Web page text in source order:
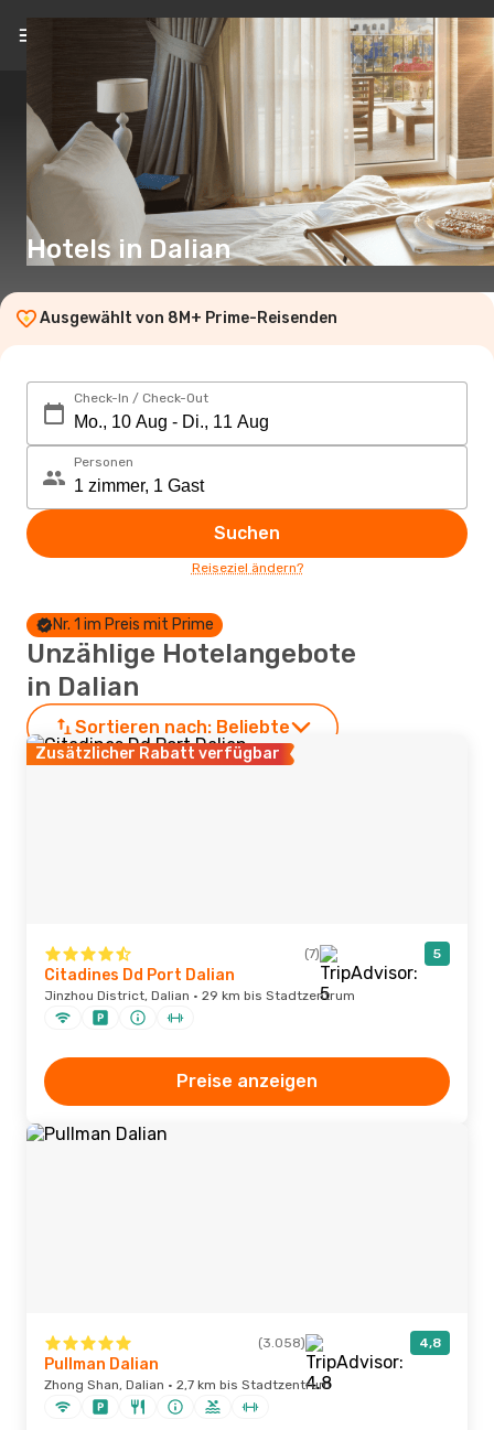
DE(€)
Hotels in Dalian
Ausgewählt von 8M+ Prime-Reisenden
Check-In / Check-Out
Personen
Suchen
Reiseziel ändern?
Nr. 1 im Preis mit Prime
Unzählige Hotelangebote
in Dalian
Sortieren nach: Beliebte
Zusätzlicher Rabatt verfügbar
(7) 5
Citadines Dd Port Dalian
Jinzhou District, Dalian · 29 km bis Stadtzentrum
Preise anzeigen
(3.058) 4,8
Pullman Dalian
Zhong Shan, Dalian · 2,7 km bis Stadtzentrum